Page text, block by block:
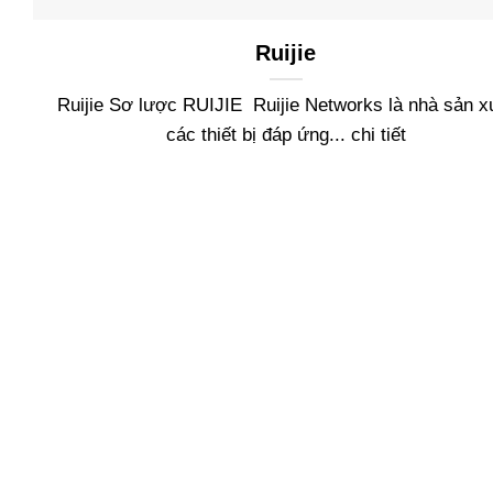
Ruijie
Ruijie Sơ lược RUIJIE Ruijie Networks là nhà sản
các thiết bị đáp ứng... chi tiết